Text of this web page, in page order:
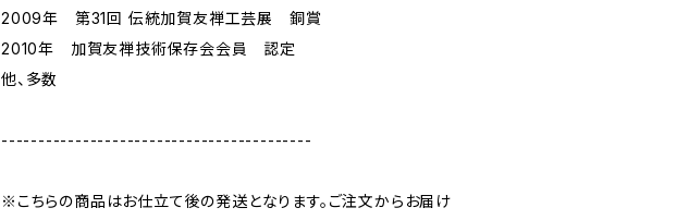
2009年 第31回 伝統加賀友禅工芸展 銅賞
2010年 加賀友禅技術保存会会員 認定
他、多数
------------------------------------------
※こちらの商品はお仕立て後の発送となります。ご注文からお届け